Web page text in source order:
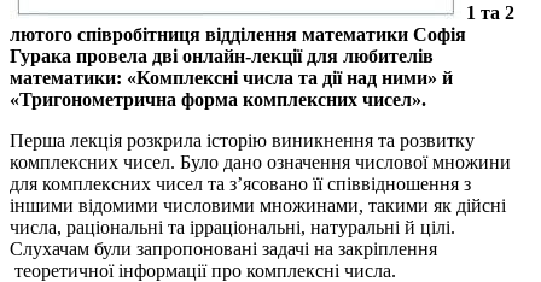
1 та 2
лютого співробітниця відділення математики Софія
Гурака провела дві онлайн-лекції для любителів
математики: «Комплексні числа та дії над ними» й
«Тригонометрична форма комплексних чисел».
Перша лекція розкрила історію виникнення та розвитку
комплексних чисел. Було дано означення числової множини
для комплексних чисел та з’ясовано її співвідношення з
іншими відомими числовими множинами, такими як дійсні
числа, раціональні та ірраціональні, натуральні й цілі.
Слухачам були запропоновані задачі на закріплення
теоретичної інформації про комплексні числа.